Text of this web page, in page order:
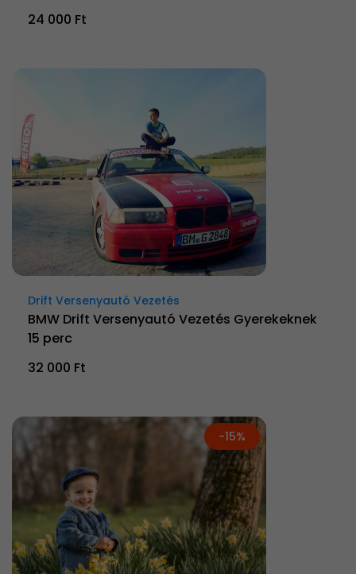
24 000 Ft
Drift Versenyautó Vezetés
BMW Drift Versenyautó Vezetés Gyerekeknek
15 perc
32 000 Ft
-15%